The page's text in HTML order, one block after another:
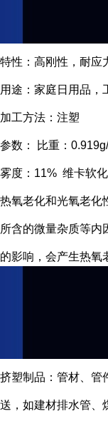
特性：高刚性，耐应
用途：家庭日用品，
加工方法：注塑
参数： 比重：
雾度：11% 维卡软
热氧老化和光氧老化
所含的微量杂质等内
的影响，会产生热氧
挤塑制品：管材、管
送，如建材排水管、